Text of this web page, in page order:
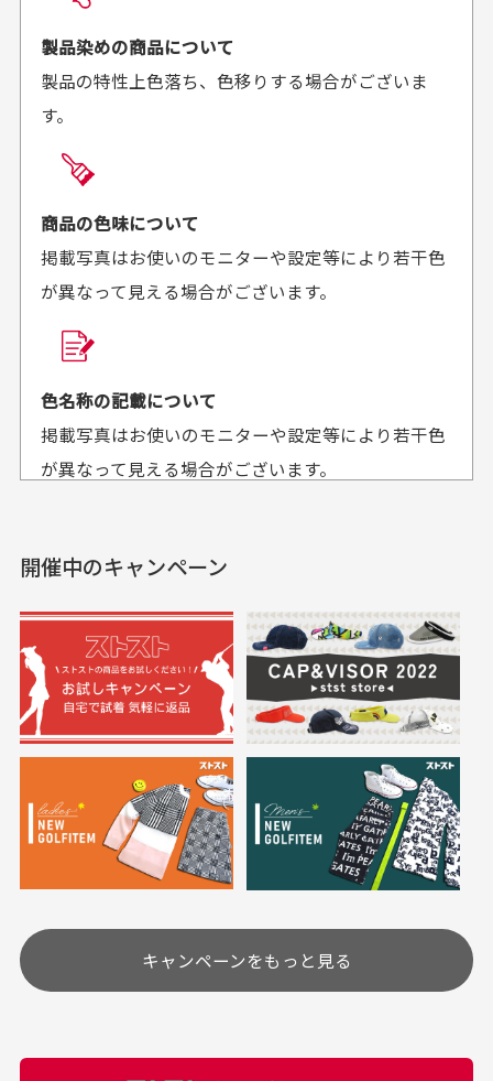
がとうございます。丁寧
に梱包されていて、商品
の状態も良好でした。気
があればよろしくお願い
来ました。またお願いし
セールかつポイント
も使えて、お得に購
入出来ました
セールかつポイントも使
満足です。
おります
欲しかったスカートが購
30代女性
高価なブルゾンがお
購入できました。状態も
最高でした。
30代女性
いつも素敵な商品を
す
商品をありがとうござい
ます。
お届け希望日時をご指定頂けます。
ご注文時にご指定下さい。
商品の受け渡しは、ゆうパックでの配送のみとさせて
頂いております。
商品購入からどれくらいで発送してもらえます
か？
平日午前9時までのご注文で最短当日発送させて頂いて
せて頂いております。
送料はいくらかかりますか？
何点ご購入頂いた場合も全国一律で800円とさせて頂
いております。(1配送先につき)
また5,000円(税込)以上お買い物をして頂けた場合は送
※必ず１つのショッピングカートに複数商品を入れて
ご注文下さいませ。
定休日はありますか？
土.日.祝日は定休日となっております。
その他の休日につきましてはサイト上にて告知させて
頂きます。
カートの有効時間はありますか？
製品染めの商品について
製品の特性上色落ち、色移りする場合がございま
す。
商品の色味について
掲載写真はお使いのモニターや設定等により若干色
が異なって見える場合がございます。
色名称の記載について
掲載写真はお使いのモニターや設定等により若干色
が異なって見える場合がございます。
実寸サイズについて
一点一点手作業で計測しておりますので、若干の誤
差が生じる場合がございます。
においについて
ユーズド商品の特性故、メンテンスを行っておりま
すが、におい（煙草、香水、お香、古着特有の香
り、柔軟剤等)が付着している場合がございます。
付属品について
付属品の記載につきましては、弊社に入荷した時点
開催中のキャンペーン
キャンペーンをもっと見る